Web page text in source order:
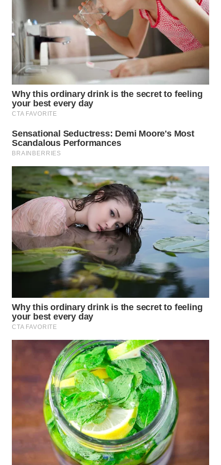
WN
NATUNA
WN
BINTAN
WN
MANDALIKA
WN
LIKUPANG
WN
LABUANBAJO
WN
BORNEO
Wahana
Media
Group
NEWS
WAHANA
WAHANA
INFRASTRUKTUR
WAHANA
KONSUMEN